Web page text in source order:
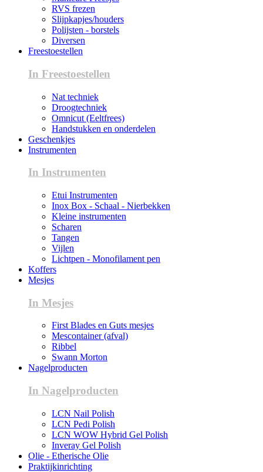
RVS frezen
Slijpkapjes/houders
Polijsten - borstels
Diversen
Freestoestellen
In Freestoestellen
Nat techniek
Droogtechniek
Omnicut (Eeltfrees)
Handstukken en onderdelen
Geschenkjes
Instrumenten
In Instrumenten
Etui Instrumenten
Inox Box - Schaal - Nierbekken
Kleine instrumenten
Scharen
Tangen
Vijlen
Lichtpen - Monofilament pen
Koffers
Mesjes
In Mesjes
First Blades en Guts mesjes
Mescontainer (afval)
Ribbel
Swann Morton
Nagelproducten
In Nagelproducten
LCN Nail Polish
LCN Pedi Polish
LCN WOW Hybrid Gel Polish
Inveray Gel Polish
Olie - Etherische Olie
Praktijkinrichting